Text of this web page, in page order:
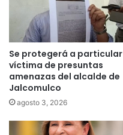
Se protegerá a particular
víctima de presuntas
amenazas del alcalde de
Jalcomulco
agosto 3, 2026